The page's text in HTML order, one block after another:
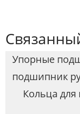
Упорные
подшипник
Кольца